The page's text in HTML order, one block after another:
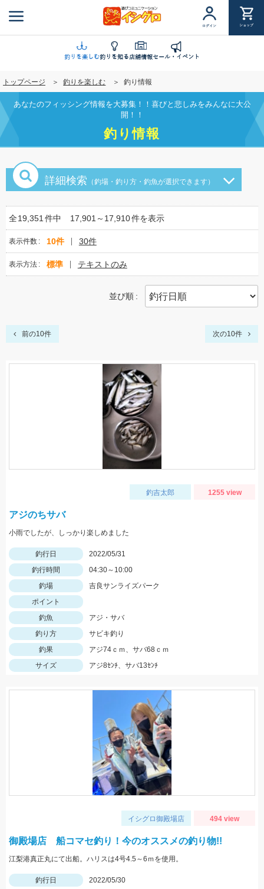
ン
に
移
動
ログイン ショップ
釣りを楽しむ釣りを知る店舗情報セール・イベント
トップページ 釣りを楽しむ 釣り情報
あなたのフィッシング情報を大募集！！喜びと悲しみをみんなに大公
開！！
釣り情報
詳細検索 （釣場・釣り方・釣魚が選択できます）
全19,351 件中 17,901～17,910件を表示
表示件数 10件 30件
表示方法 標準 テキストのみ
並び順
前の10件 次の10件
釣吉太郎 1255 view
アジのちサバ
小雨でしたが、しっかり楽しめました
釣行日
2022/05/31
釣行時間
04:30～10:00
釣場
吉良サンライズパーク
ポイント
釣魚
アジ・サバ
釣り方
サビキ釣り
釣果
アジ74ｃｍ、サバ68ｃｍ
サイズ
アジ8ｾﾝﾁ、サバ13ｾﾝﾁ
イシグロ御殿場店 494 view
御殿場店 船コマセ釣り！今のオススメの釣り物!!
江梨港真正丸にて出船。ハリスは4号4.5～6ｍを使用。
釣行日
2022/05/30